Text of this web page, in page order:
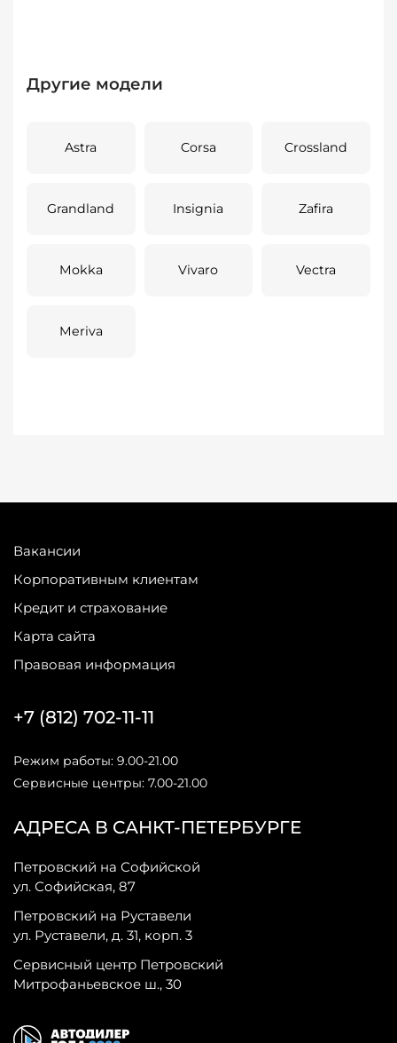
Другие модели
Astra Corsa Crossland
Grandland Insignia Zafira
Mokka Vivaro Vectra
Meriva
Вакансии
Корпоративным клиентам
Кредит и страхование
Карта сайта
Правовая информация
АДРЕСА В САНКТ-ПЕТЕРБУРГЕ
Петровский на Софийской
ул. Софийская, 87
Петровский на Руставели
ул. Руставели, д. 31, корп. 3
Сервисный центр Петровский
Митрофаньевское ш., 30
+7 (812) 702-11-11
Режим работы: 9.00-21.00
Сервисные центры: 7.00-21.00